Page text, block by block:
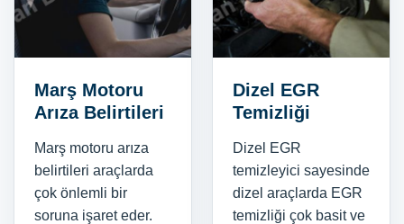
Marş Motoru
Arıza Belirtileri
Marş motoru arıza
belirtileri araçlarda
çok önlemli bir
soruna işaret eder.
Dizel EGR
Temizliği
Dizel EGR
temizleyici sayesinde
dizel araçlarda EGR
temizliği çok basit ve